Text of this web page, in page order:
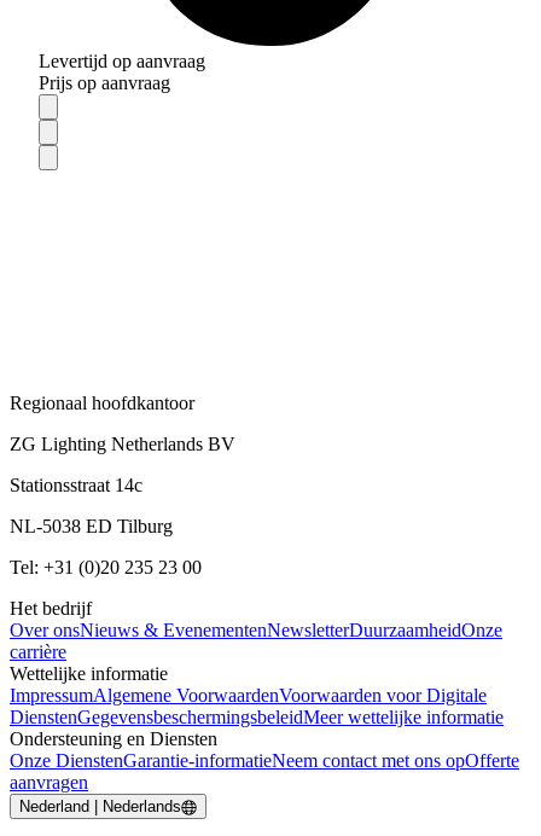
Levertijd op aanvraag
Prijs op aanvraag
Regionaal hoofdkantoor
ZG Lighting Netherlands BV
Stationsstraat 14c
NL-5038 ED Tilburg
Tel: +31 (0)20 235 23 00
Het bedrijf
Over onsNieuws & EvenementenNewsletterDuurzaamheidOnze
carrière
Wettelijke informatie
ImpressumAlgemene VoorwaardenVoorwaarden voor Digitale
DienstenGegevensbeschermingsbeleidMeer wettelijke informatie
Ondersteuning en Diensten
Onze DienstenGarantie-informatieNeem contact met ons opOfferte
aanvragen
Nederland | Nederlands